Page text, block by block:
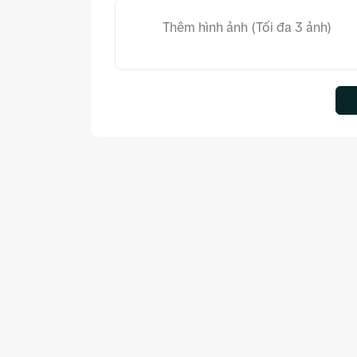
Thêm hình ảnh (Tối đa 3 ảnh)